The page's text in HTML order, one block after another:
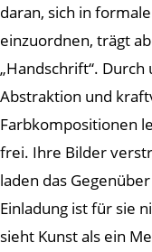
daran, sich in
einzuordnen, trägt
„Handschrift“.
Abstraktion und
Farbkompositionen
frei. Ihre Bilder
laden das
Einladung ist für sie
sieht Kunst als ein